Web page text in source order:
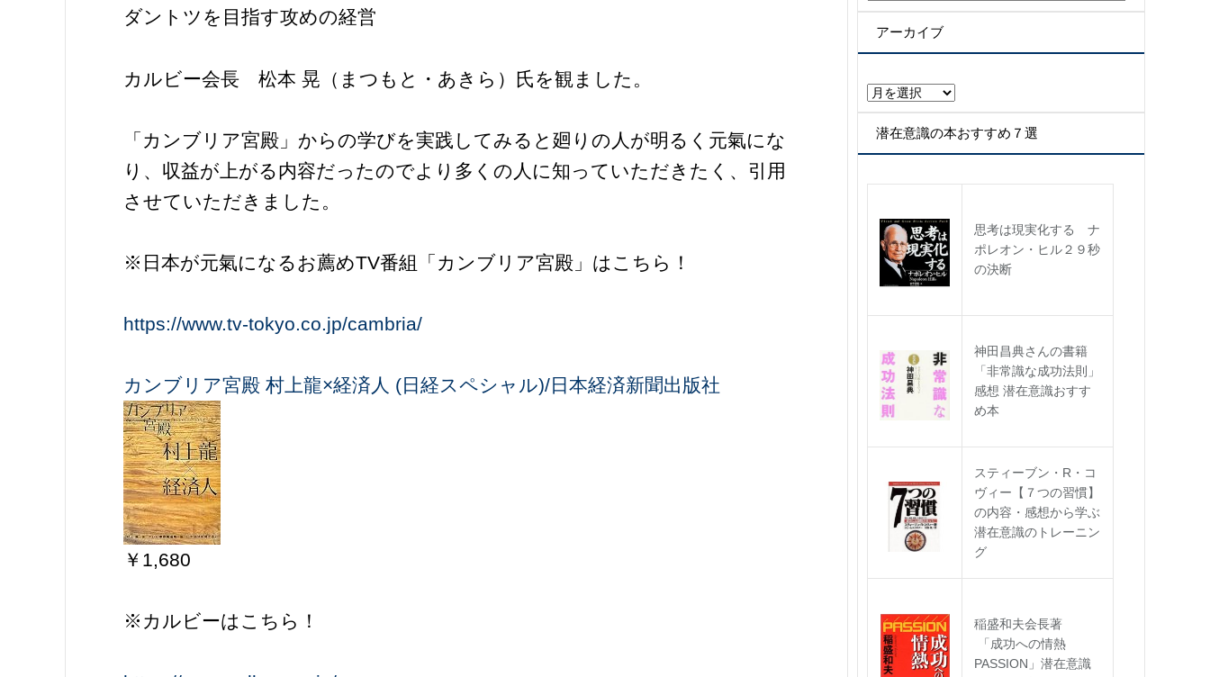
ダントツを目指す攻めの経営
カルビー会長 松本 晃（まつもと・あきら）氏を観ました。
「カンブリア宮殿」からの学びを実践してみると廻りの人が明るく元氣にな
り、収益が上がる内容だったのでより多くの人に知っていただきたく、引用
させていただきました。
※日本が元氣になるお薦めTV番組「カンブリア宮殿」はこちら！
https://www.tv-tokyo.co.jp/cambria/
カンブリア宮殿 村上龍×経済人 (日経スペシャル)/日本経済新聞出版社
￥1,680
※カルビーはこちら！
テ
ゴ
リ
アーカイブ
ア
ー
カ
イ
潜在意識の本おすすめ７選
思考は現実化する ナ
ポレオン・ヒル２９秒
の決断
神田昌典さんの書籍
「非常識な成功法則」
感想 潜在意識おすす
め本
スティーブン・R・コ
ヴィー【７つの習慣】
の内容・感想から学ぶ
潜在意識のトレーニン
グ
稲盛和夫会長著
「成功への情熱
PASSION」潜在意識